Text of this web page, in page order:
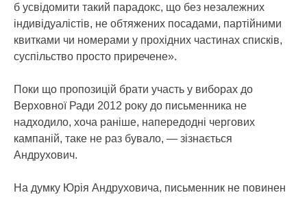
б усвідомити такий парадокс, що без незалежних
індивідуалістів, не обтяжених посадами, партійними
квитками чи номерами у прохідних частинах списків,
суспільство просто приречене».
Поки що пропозицій брати участь у виборах до
Верховної Ради 2012 року до письменника не
надходило, хоча раніше, напередодні чергових
кампаній, таке не раз бувало, — зізнається
Андрухович.
На думку Юрія Андруховича, письменник не повинен